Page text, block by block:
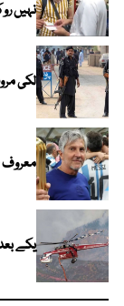
نہیں
لکی
معروف
یکے بعد دیگرے 2 ہیلی